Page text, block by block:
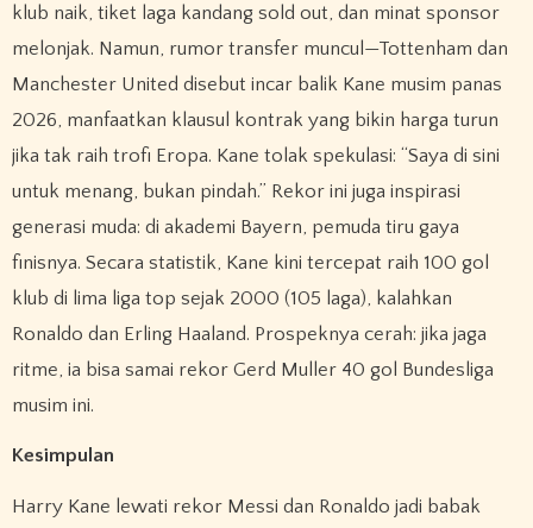
klub naik, tiket laga kandang sold out, dan minat sponsor
melonjak. Namun, rumor transfer muncul—Tottenham dan
Manchester United disebut incar balik Kane musim panas
2026, manfaatkan klausul kontrak yang bikin harga turun
jika tak raih trofi Eropa. Kane tolak spekulasi: “Saya di sini
untuk menang, bukan pindah.” Rekor ini juga inspirasi
generasi muda: di akademi Bayern, pemuda tiru gaya
finisnya. Secara statistik, Kane kini tercepat raih 100 gol
klub di lima liga top sejak 2000 (105 laga), kalahkan
Ronaldo dan Erling Haaland. Prospeknya cerah: jika jaga
ritme, ia bisa samai rekor Gerd Muller 40 gol Bundesliga
musim ini.
Kesimpulan
Harry Kane lewati rekor Messi dan Ronaldo jadi babak